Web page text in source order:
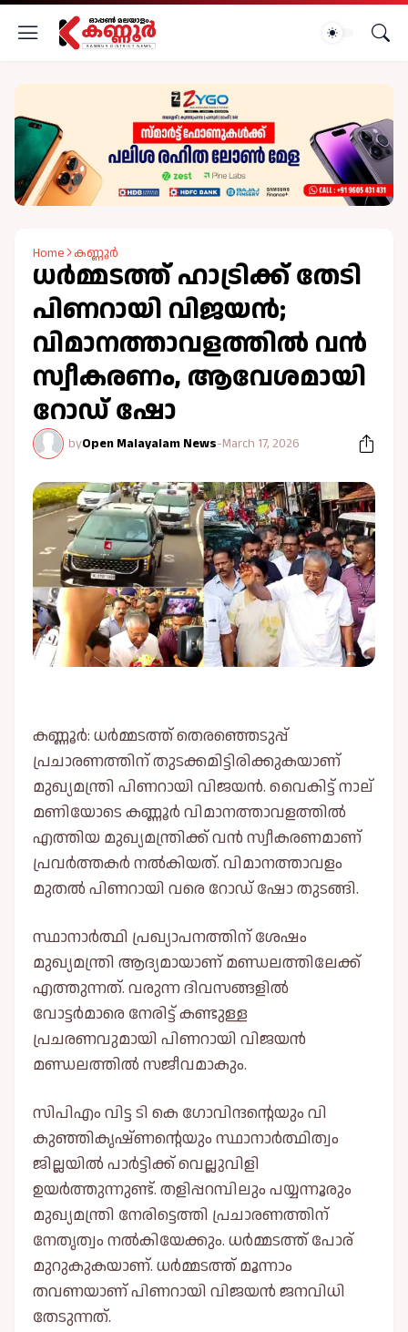
Home കണ്ണൂർ
ധർമ്മടത്ത് ഹാട്രിക്ക് തേടി
പിണറായി വിജയൻ;
വിമാനത്താവളത്തിൽ വന്‍
സ്വീകരണം, ആവേശമായി
റോഡ് ഷോ
byOpen Malayalam News-March 17, 2026
കണ്ണൂര്‍: ധർമ്മടത്ത് തെരഞ്ഞെടുപ്പ്
പ്രചാരണത്തിന് തുടക്കമിട്ടിരിക്കുകയാണ്
മുഖ്യമന്ത്രി പിണറായി വിജയൻ. വൈകിട്ട് നാല്
മണിയോടെ കണ്ണൂർ വിമാനത്താവളത്തിൽ
എത്തിയ മുഖ്യമന്ത്രിക്ക് വന്‍ സ്വീകരണമാണ്
പ്രവർത്തകർ നൽകിയത്. വിമാനത്താവളം
മുതൽ പിണറായി വരെ റോഡ് ഷോ തുടങ്ങി.
സ്ഥാനാർത്ഥി പ്രഖ്യാപനത്തിന് ശേഷം
മുഖ്യമന്ത്രി ആദ്യമായാണ് മണ്ഡലത്തിലേക്ക്
എത്തുന്നത്. വരുന്ന ദിവസങ്ങളിൽ
വോട്ടർമാരെ നേരിട്ട് കണ്ടുള്ള
പ്രചരണവുമായി പിണറായി വിജയൻ
മണ്ഡലത്തിൽ സജീവമാകും.
സിപിഎം വിട്ട ടി കെ ഗോവിന്ദന്റെയും വി
കുഞ്ഞികൃഷ്ണന്റെയും സ്ഥാനാർത്ഥിത്വം
ജില്ലയിൽ പാർട്ടിക്ക് വെല്ലുവിളി
ഉയർത്തുന്നുണ്ട്. തളിപ്പറമ്പിലും പയ്യന്നൂരും
മുഖ്യമന്ത്രി നേരിട്ടെത്തി പ്രചാരണത്തിന്
നേതൃത്വം നൽകിയേക്കും. ധർമ്മടത്ത് പോര്
മുറുകുകയാണ്. ധർമ്മടത്ത് മൂന്നാം
തവണയാണ് പിണറായി വിജയൻ ജനവിധി
തേടുന്നത്.